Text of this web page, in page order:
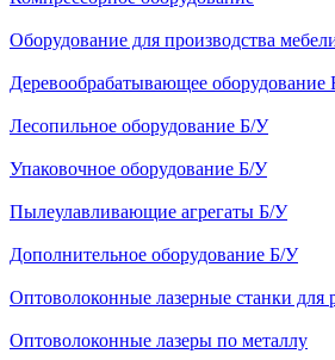
Оборудование для производства
Деревообрабатывающее оборудование
Лесопильное оборудование Б/У
Упаковочное оборудование Б/У
Пылеулавливающие агрегаты Б/У
Дополнительное оборудование Б/У
Оптоволоконные лазерные станки для
Оптоволоконные лазеры по металлу